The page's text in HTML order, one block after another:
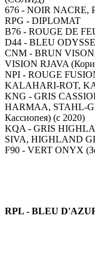
676 - NOIR NACRE,
RPG - DIPLOMAT
B76 - ROUGE DE
D44 - BLEU
CNM - BRUN
VISION RJAVA
NPI - ROUGE
KALAHARI-ROT,
KNG - GRIS
HARMAA, STAHL-
Кассиопея) (с 2020)
KQA - GRIS
SIVA, HIGHLAND
F90 - VERT ONYX
RPL - BLEU